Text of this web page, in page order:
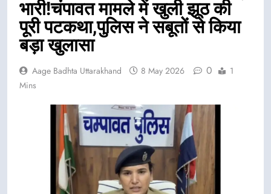
भारी!चंपावत मामले में खुली झूठ की
पूरी पटकथा,पुलिस ने सबूतों से किया
बड़ा खुलासा
Aage Badhta Uttarakhand 8 May 2026 0
1
Mins